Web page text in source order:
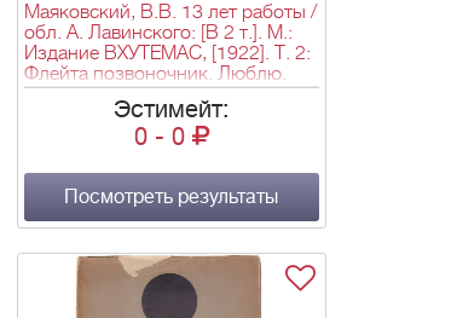
Маяковский, В.В. 13 лет работы /
обл. А. Лавинского: [В 2 т.]. М.:
Издание ВХУТЕМАС, [1922]. Т. 2:
Флейта позвоночник. Люблю.
Человек. Облако в штанах.
Война и мир. Мистерия Буфф
(два варианта), 150 000 000. -
Эстимейт:
0- 0
Посмотреть результаты